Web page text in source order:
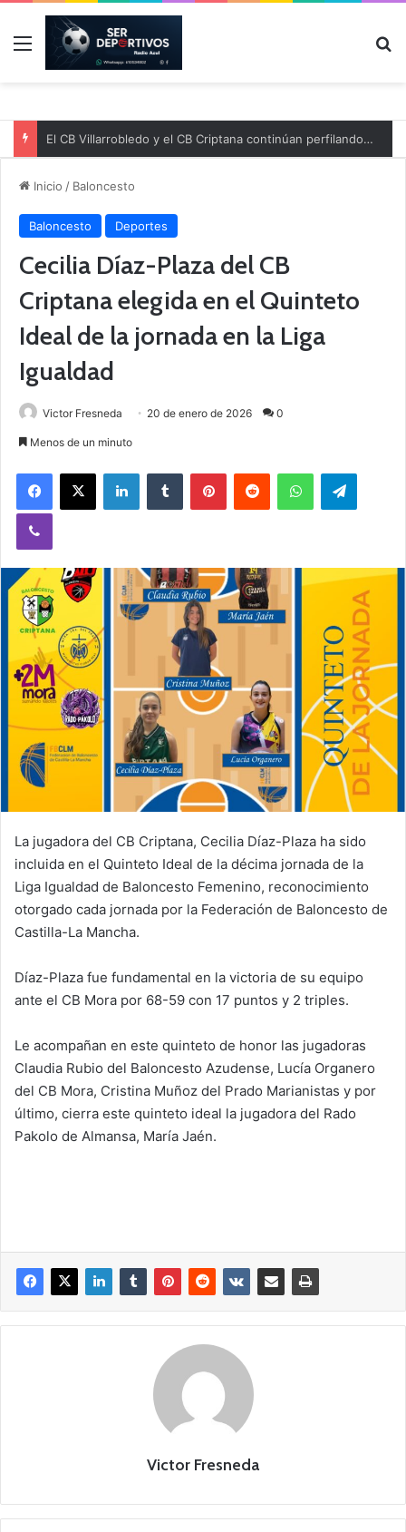
Menú
El CB Villarrobledo y el CB Criptana continúan perfilando sus plantillas
Inicio / Baloncesto
Baloncesto Deportes
Cecilia Díaz-Plaza del CB
Criptana elegida en el Quinteto
Ideal de la jornada en la Liga
Igualdad
Victor Fresneda 20 de enero de 2026 0
Menos de un minuto
La jugadora del CB Criptana, Cecilia Díaz-Plaza ha sido
incluida en el Quinteto Ideal de la décima jornada de la
Liga Igualdad de Baloncesto Femenino, reconocimiento
otorgado cada jornada por la Federación de Baloncesto de
Castilla-La Mancha.
Díaz-Plaza fue fundamental en la victoria de su equipo
ante el CB Mora por 68-59 con 17 puntos y 2 triples.
Le acompañan en este quinteto de honor las jugadoras
Claudia Rubio del Baloncesto Azudense, Lucía Organero
del CB Mora, Cristina Muñoz del Prado Marianistas y por
último, cierra este quinteto ideal la jugadora del Rado
Pakolo de Almansa, María Jaén.
Victor Fresneda